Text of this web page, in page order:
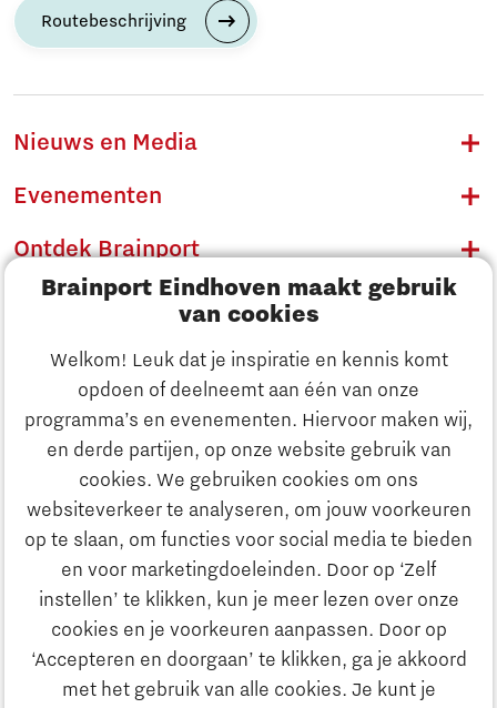
Brainport Eindhoven maakt gebruik
van cookies
Welkom! Leuk dat je inspiratie en kennis komt
opdoen of deelneemt aan één van onze
programma’s en evenementen. Hiervoor maken wij,
en derde partijen, op onze website gebruik van
cookies. We gebruiken cookies om ons
websiteverkeer te analyseren, om jouw voorkeuren
op te slaan, om functies voor social media te bieden
en voor marketingdoeleinden. Door op ‘Zelf
instellen’ te klikken, kun je meer lezen over onze
cookies en je voorkeuren aanpassen. Door op
‘Accepteren en doorgaan’ te klikken, ga je akkoord
met het gebruik van alle cookies. Je kunt je
Ontdek Brainport
Innovatie
Ondernemen
Onderwijs
Routebeschrijving
Nieuws en Media
Evenementen
Ontdek Brainport
Innovatie
Ondernemen
Onderwijs
Maatschappelijk
Strategie & Organisatie
Zoeken
Contact
Naar internationale website